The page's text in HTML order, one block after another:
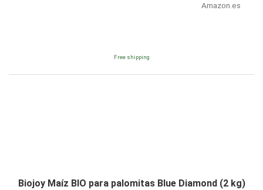
Amazon.es
Free shipping
Biojoy Maíz BIO para palomitas Blue Diamond (2 kg)